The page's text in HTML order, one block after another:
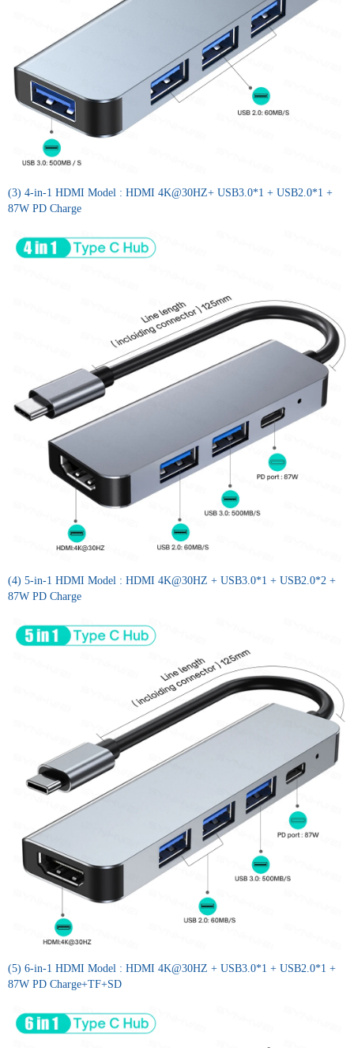
(3) 4-in-1 HDMI Model : HDMI 4K@30HZ+ USB3.0*1 + USB2.0*1 +
87W PD Charge
(4) 5-in-1 HDMI Model : HDMI 4K@30HZ + USB3.0*1 + USB2.0*2 +
87W PD Charge
(5) 6-in-1 HDMI Model : HDMI 4K@30HZ + USB3.0*1 + USB2.0*1 +
87W PD Charge+TF+SD